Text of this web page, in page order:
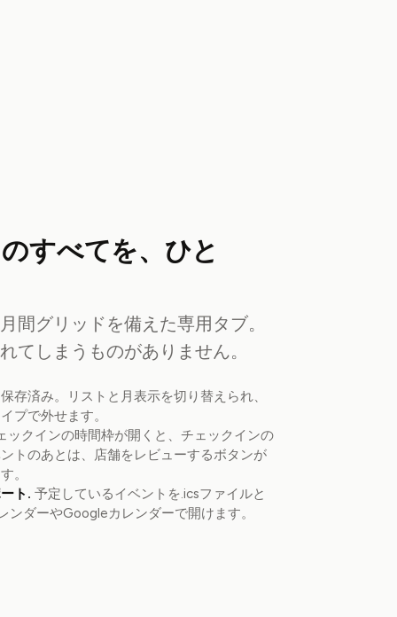
すべてを、ひと
間グリッドを備えた専用タブ。
てしまうものがありません。
存済み。リストと月表示を切り替えられ、
プで外せます。
ックインの時間枠が開くと、チェックインの
トのあとは、店舗をレビューするボタンが
。
ト. 予定しているイベントを.icsファイルと
ンダーやGoogleカレンダーで開けます。